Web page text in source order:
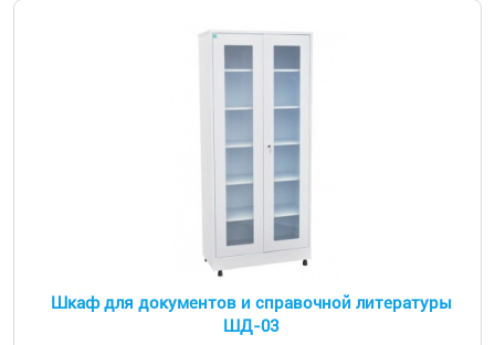
Шкаф для документов и справочной литературы
ШД-03